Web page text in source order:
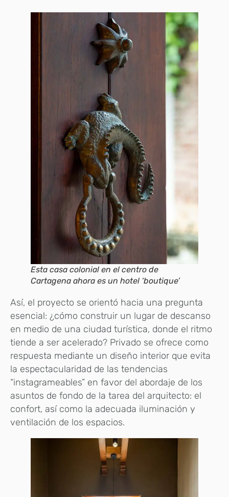
Esta casa colonial en el centro de
Cartagena ahora es un hotel ‘boutique’
Así, el proyecto se orientó hacia una pregunta
esencial: ¿cómo construir un lugar de descanso
en medio de una ciudad turística, donde el ritmo
tiende a ser acelerado? Privado se ofrece como
respuesta mediante un diseño interior que evita
la espectacularidad de las tendencias
“instagrameables” en favor del abordaje de los
asuntos de fondo de la tarea del arquitecto: el
confort, así como la adecuada iluminación y
ventilación de los espacios.